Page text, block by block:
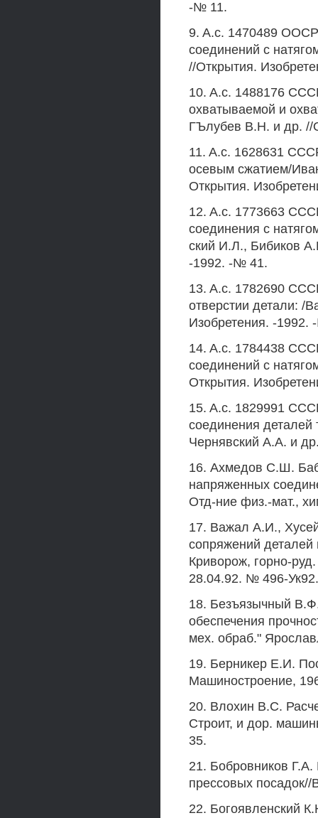
-№ 11.
9. A.c. 1470489
соединений с
//Открытия.
10. A.c. 1488176
охватываемой и
ГЪлубев В.Н. и др. //
11. A.c. 1628631
осевым сжатием/
Открытия.
12. A.c. 1773663
соединения с
ский И.Л., Бибиков
-1992. -№ 41.
13. A.c. 1782690
отверстии детали: /
Изобретения. -1992.
14. A.c. 1784438
соединений с
Открытия.
15. A.c. 1829991
соединения
Чернявский A.A. и
16. Ахмедов С.Ш.
напряженных
Отд-ние физ.-мат.,
17. Важал А.И.,
сопряжений
Криворож, горно-
28.04.92. № 496-Ук92.
18. Безъязычный
обеспечения
мех. обраб."
19. Берникер Е.И.
Машиностроение,
20. Влохин B.C.
Строит, и дор.
35.
21. Бобровников Г.А.
прессовых
22. Богоявленский